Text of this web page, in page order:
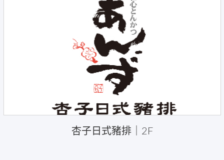
杏子日式豬排｜2F